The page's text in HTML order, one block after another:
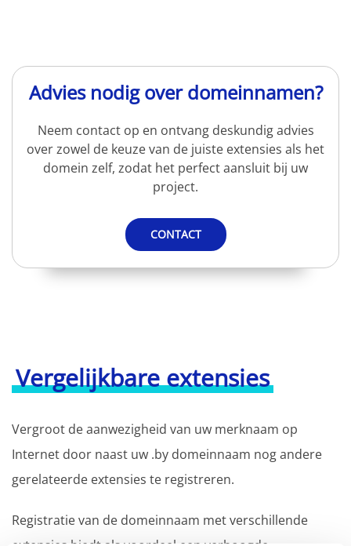
Advies nodig over domeinnamen?
Neem contact op en ontvang deskundig advies
over zowel de keuze van de juiste extensies als het
domein zelf, zodat het perfect aansluit bij uw
project.
CONTACT
Vergelijkbare extensies
Vergroot de aanwezigheid van uw merknaam op
Internet door naast uw .by domeinnaam nog andere
gerelateerde extensies te registreren.
Registratie van de domeinnaam met verschillende